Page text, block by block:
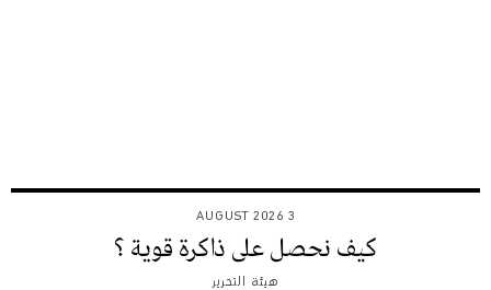
3 AUGUST 2026
كيف نحصل على ذاكرة قوية ؟
هيئة التحرير